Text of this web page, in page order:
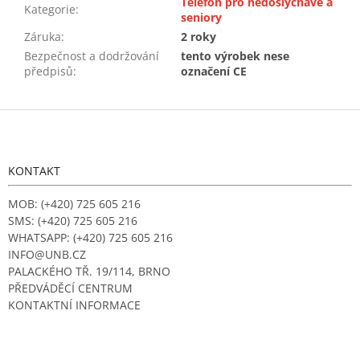
Kategorie:
seniory
Záruka:
2 roky
Bezpečnost a dodržování
předpisů:
tento výrobek nese
označení CE
Z
KONTAKT
MOB: (+420) 725 605 216
SMS: (+420) 725 605 216
WHATSAPP: (+420) 725 605 216
INFO@UNB.CZ
PALACKÉHO TŘ. 19/114, BRNO
PŘEDVÁDĚCÍ CENTRUM
KONTAKTNÍ INFORMACE